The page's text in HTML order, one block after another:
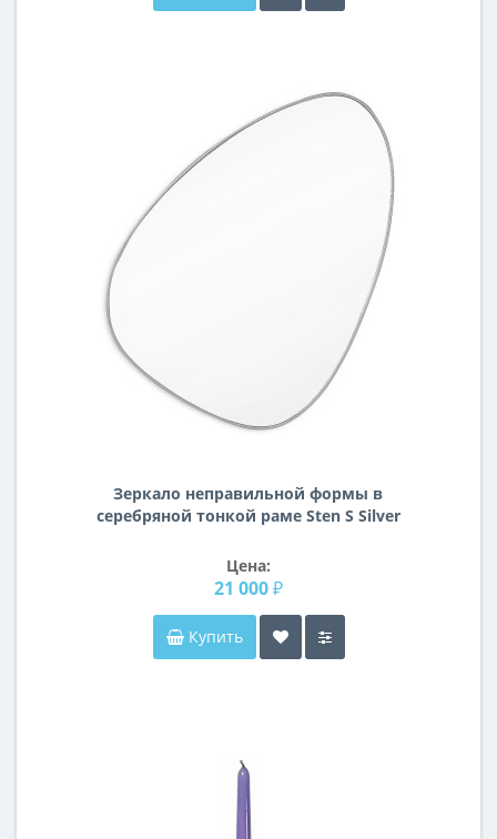
Зеркало неправильной формы в
серебряной тонкой раме Sten S Silver
Цена:
21 000 ₽
Купить